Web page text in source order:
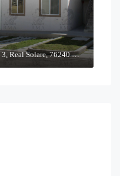
Av. Epigmenio González 3, Real Solare, 76240 Querétaro, Qro.